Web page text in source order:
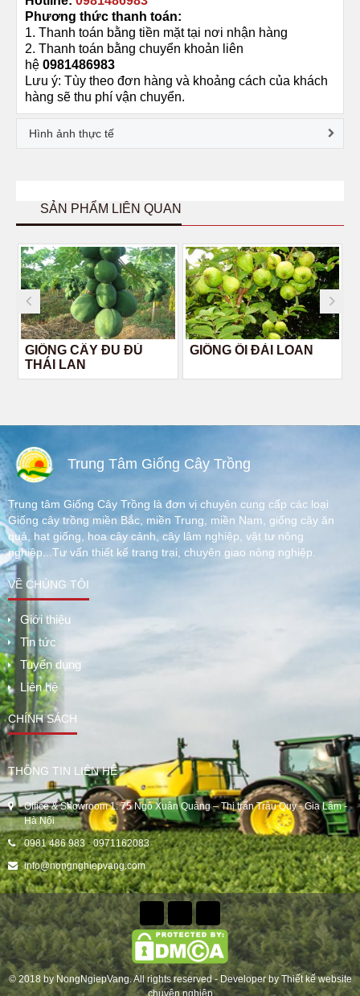
Phương thức thanh toán:
1. Thanh toán bằng tiền mặt tại nơi nhận hàng
2. Thanh toán bằng chuyển khoản liên
hệ 0981486983
Lưu ý: Tùy theo đơn hàng và khoảng cách của khách
hàng sẽ thu phí vận chuyển.
Hình ảnh thực tế
SẢN PHẨM LIÊN QUAN
GIỐNG CÂY ĐU ĐỦ
THÁI LAN
GIỐNG ỔI ĐÀI LOAN
Trung Tâm Giống Cây Trồng
Trung tâm Giống Cây Trồng là đơn vị chuyên cung cấp các loại
Giống cây trồng miền Bắc, miền Trung, miền Nam, giống cây ăn
quả, hạt giống, hoa cây cảnh, cây lâm nghiệp, vật tư nông
nghiệp...Tư vấn thiết kế trang trại, chuyên giao nông nghiệp.
VỀ CHÚNG TÔI
Giới thiệu
Tin tức
Tuyển dụng
Liên hệ
CHÍNH SÁCH
THÔNG TIN LIÊN HỆ
Office & Showroom 1: 75 Ngô Xuân Quảng – Thị trấn Trâu Quỳ - Gia Lâm -
Hà Nội
0981 486 983-0971162083
info@nongnghiepvang.com
© 2018 by NongNgiepVang. All rights reserved - Developer byThiết kế website
chuyên nghiệp